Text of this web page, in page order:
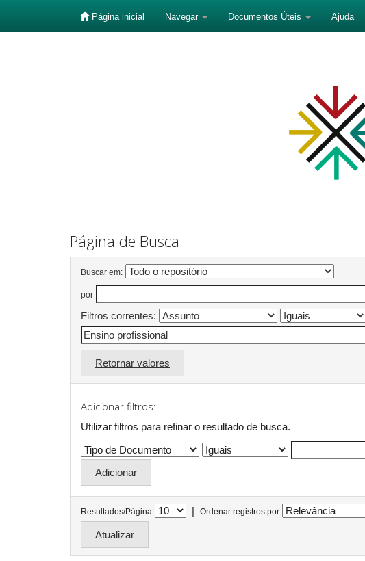
Página inicial Navegar Documentos Úteis Ajuda
Página de Busca
Buscar em:
por
Filtros correntes:
Retornar valores
Adicionar filtros:
Utilizar filtros para refinar o resultado de busca.
Resultados/Página | Ordenar registros por